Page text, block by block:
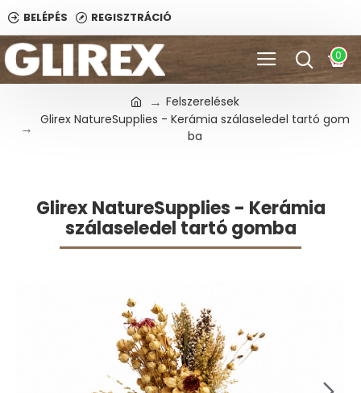
BELÉPÉS REGISZTRÁCIÓ
0
Felszerelések
Glirex NatureSupplies - Kerámia szálaseledel tartó gom
ba
Glirex NatureSupplies - Kerámia
szálaseledel tartó gomba